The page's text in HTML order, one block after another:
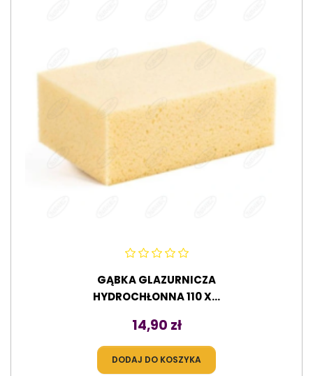
GĄBKA GLAZURNICZA
HYDROCHŁONNA 110 X...
Cena
14,90 zł
DODAJ DO KOSZYKA